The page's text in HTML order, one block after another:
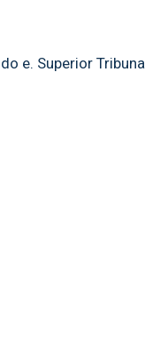
e. Superior